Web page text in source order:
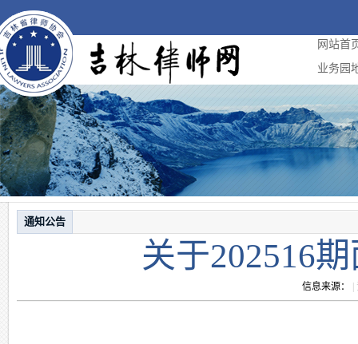
网站首
业务园
通知公告
关于202516
信息来源：